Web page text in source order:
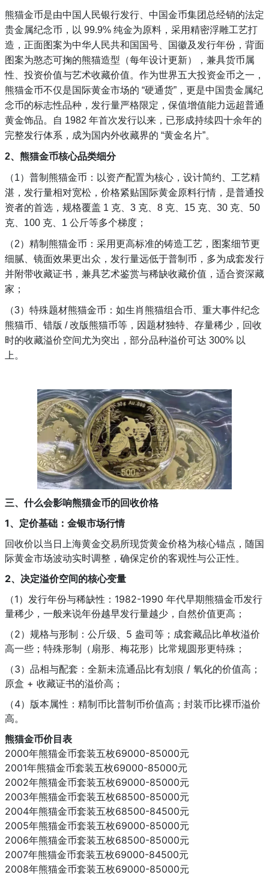
熊猫金币是由中国人民银行发行、中国金币集团总经销的法定
贵金属纪念币，以 99.9% 纯金为原料，采用精密浮雕工艺打
造，正面图案为中华人民共和国国号、国徽及发行年份，背面
图案为憨态可掬的熊猫造型（每年设计更新），兼具货币属
性、投资价值与艺术收藏价值。作为世界五大投资金币之一，
熊猫金币不仅是国际黄金市场的 “硬通货”，更是中国贵金属纪
念币的标志性品种，发行量严格限定，保值增值能力远超普通
黄金饰品。自 1982 年首次发行以来，已形成持续四十余年的
完整发行体系，成为国内外收藏界的 “黄金名片”。
2、熊猫金币核心品类细分
（1）普制熊猫金币：以资产配置为核心，设计简约、工艺精
湛，发行量相对宽松，价格紧贴国际黄金原料行情，是普通投
资者的首选，规格覆盖 1 克、3 克、8 克、15 克、30 克、50
克、100 克、1 公斤等多个梯度；
（2）精制熊猫金币：采用更高标准的铸造工艺，图案细节更
细腻、镜面效果更出众，发行量远低于普制币，多为成套发行
并附带收藏证书，兼具艺术鉴赏与稀缺收藏价值，适合资深藏
家；
（3）特殊题材熊猫金币：如生肖熊猫组合币、重大事件纪念
熊猫币、错版 / 改版熊猫币等，因题材独特、存量稀少，回收
时的收藏溢价空间尤为突出，部分品种溢价可达 300% 以
上。
三、 什么会影响熊猫金币的回收价格
1、定价基础：金银市场行情
回收价以当日上海黄金交易所现货黄金价格为核心锚点，随国
际黄金市场波动实时调整，确保定价的客观性与公正性。
2、决定溢价空间的核心变量
（1）发行年份与稀缺性：1982-1990 年代早期熊猫金币发行
量稀少，一般来说年份越早发行量越少，自然价值更高；
（2）规格与形制：公斤级、5 盎司等；成套藏品比单枚溢价
高一些；特殊形制（扇形、梅花形）比常规圆形更特殊；
（3）品相与配套：全新未流通品比有划痕 / 氧化的价值高；
原盒 + 收藏证书的溢价高；
（4）版本属性：精制币比普制币价值高；封装币比裸币溢价
高。
熊猫金币价目表
2000年熊猫金币套装五枚69000-85000元
2001年熊猫金币套装五枚69000-85000元
2002年熊猫金币套装五枚69000-85000元
2003年熊猫金币套装五枚68500-85000元
2004年熊猫金币套装五枚68500-84500元
2005年熊猫金币套装五枚69000-85000元
2006年熊猫金币套装五枚68500-85000元
2007年熊猫金币套装五枚69000-84500元
2008年熊猫金币套装五枚69000-85000元